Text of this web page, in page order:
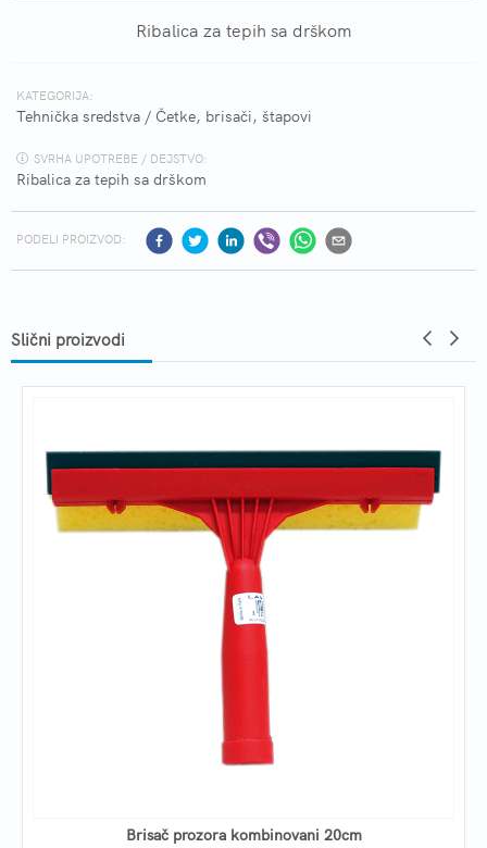
Ribalica za tepih sa drškom
KATEGORIJA:
Tehnička sredstva / Četke, brisači, štapovi
SVRHA UPOTREBE / DEJSTVO:
Ribalica za tepih sa drškom
PODELI PROIZVOD:
Slični proizvodi
Brisač prozora kombinovani 20cm